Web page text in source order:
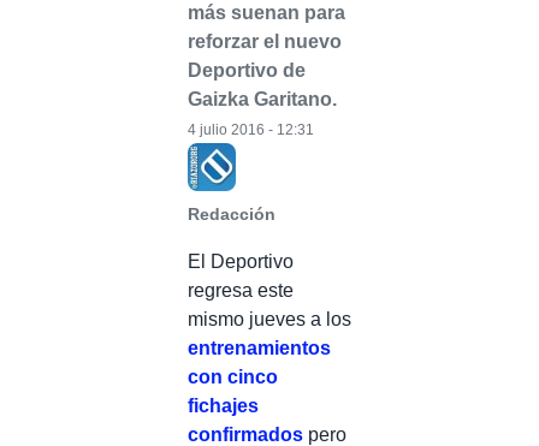
más suenan para
reforzar el nuevo
Deportivo de
Gaizka Garitano.
Redacción
4 julio 2016 - 12:31
El Deportivo
regresa este
mismo jueves a los
entrenamientos
con cinco
fichajes
confirmados pero